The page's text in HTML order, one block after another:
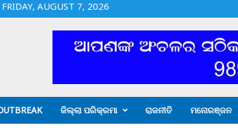
FRIDAY, AUGUST 7, 2026
ଜିଲ୍ଲା ପରିକ୍ରମା ରାଜନୀତି ମନୋରଞ୍ଜନ